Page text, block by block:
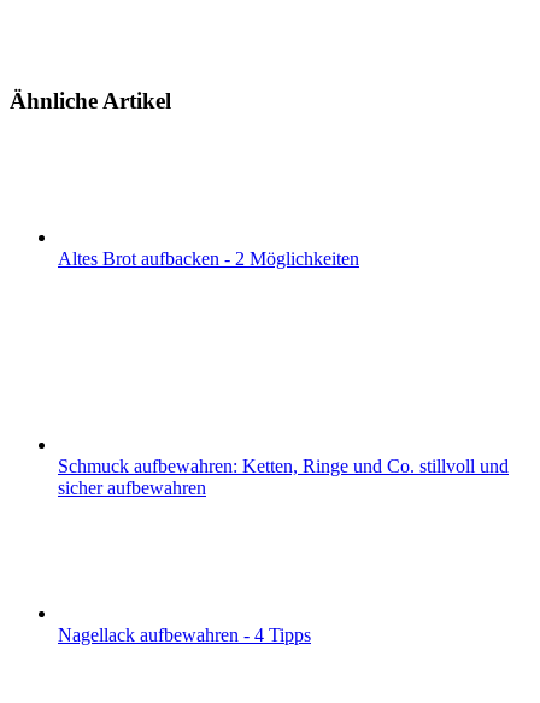
Ähnliche Artikel
Altes Brot aufbacken - 2 Möglichkeiten
Schmuck aufbewahren: Ketten, Ringe und Co. stillvoll und
sicher aufbewahren
Nagellack aufbewahren - 4 Tipps